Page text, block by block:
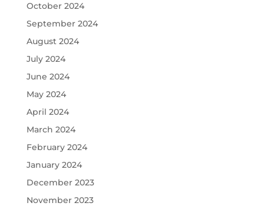
October 2024
September 2024
August 2024
July 2024
June 2024
May 2024
April 2024
March 2024
February 2024
January 2024
December 2023
November 2023